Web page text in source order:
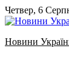
Skip
to
Четвер, 6
Новини